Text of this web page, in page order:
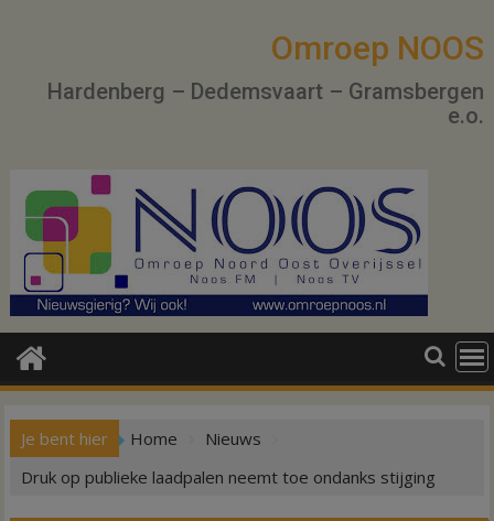
Omroep NOOS
Hardenberg – Dedemsvaart – Gramsbergen
e.o.
Je bent hier Home
Nieuws
Druk op publieke laadpalen neemt toe ondanks stijging